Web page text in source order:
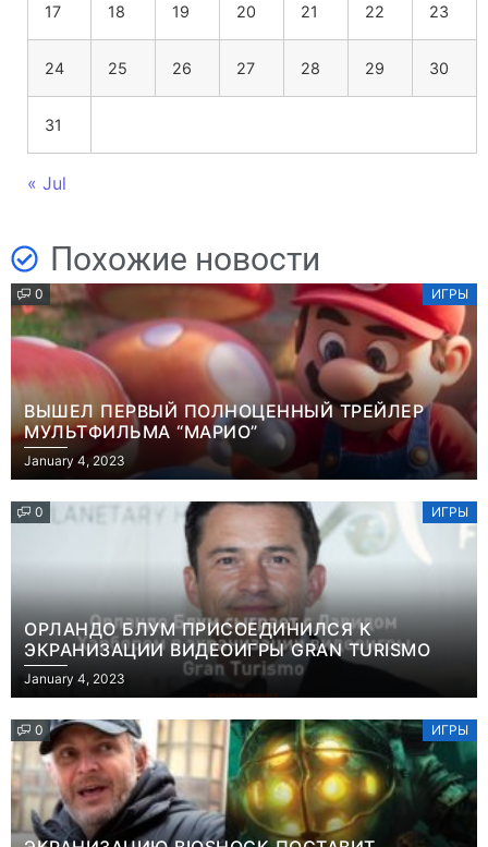
17 18 19 20 21 22 23
24 25 26 27 28 29 30
31
« Jul
Похожие новости
0 ИГРЫ
ВЫШЕЛ ПЕРВЫЙ ПОЛНОЦЕННЫЙ ТРЕЙЛЕР
МУЛЬТФИЛЬМА “МАРИО”
January 4, 2023
0 ИГРЫ
ОРЛАНДО БЛУМ ПРИСОЕДИНИЛСЯ К
ЭКРАНИЗАЦИИ ВИДЕОИГРЫ GRAN TURISMO
January 4, 2023
0 ИГРЫ